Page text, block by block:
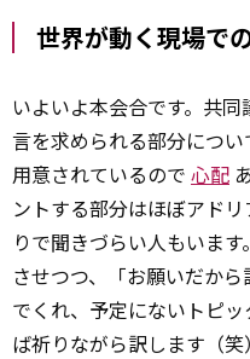
世界が動く現場で
いよいよ本会合です。共
言を求められる部分につ
用意されているので 心配
ントする部分はほぼアド
りで聞きづらい人もいま
させつつ、「お願いだか
でくれ、予定にないトピ
ば祈りながら訳します（